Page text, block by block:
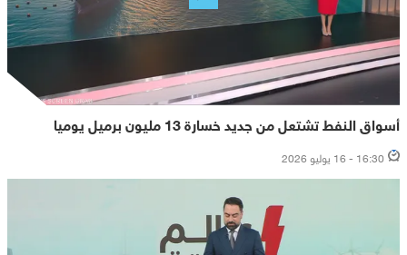
أسواق النفط تشتعل من جديد خسارة 13 مليون برميل يوميا
16:30 - 16 يوليو 2026